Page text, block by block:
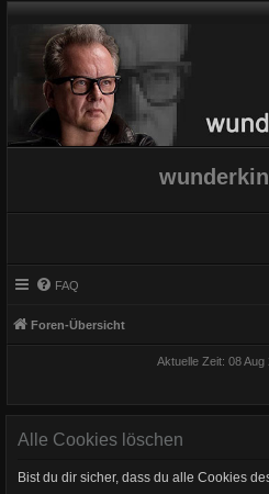
FAQ
Foren-Übersicht
Aktuelle Zeit: 08 Aug
Alle Cookies löschen
Bist du dir sicher, dass du alle Cookies